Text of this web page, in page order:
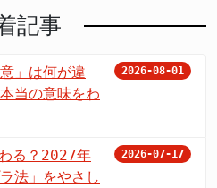
記事
」は何が違
当の意味をわ
2026-08-01
る？2027年
法」をやさし
2026-07-17